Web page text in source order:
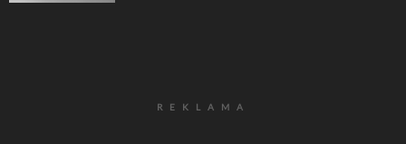
REKLAMA